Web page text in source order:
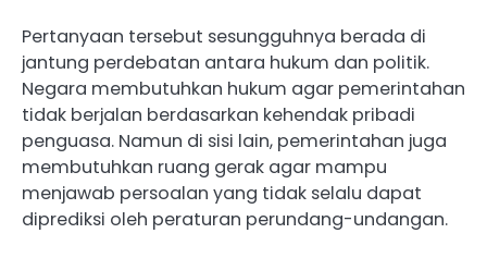
Pertanyaan tersebut sesungguhnya berada di
jantung perdebatan antara hukum dan politik.
Negara membutuhkan hukum agar pemerintahan
tidak berjalan berdasarkan kehendak pribadi
penguasa. Namun di sisi lain, pemerintahan juga
membutuhkan ruang gerak agar mampu
menjawab persoalan yang tidak selalu dapat
diprediksi oleh peraturan perundang-undangan.